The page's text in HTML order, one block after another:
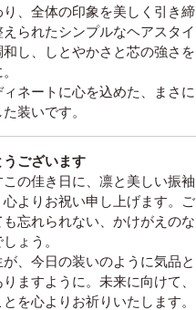
、全体の印象を美しく引き締
られたシンプルなヘアスタイ
し、しとやかさと芯の強さを
ネートに心を込めた、まさに
装いです。
ございます
の佳き日に、凛と美しい振袖
よりお祝い申し上げます。ご
忘れられない、かけがえのな
ょう。
、今日の装いのように気品と
ますように。未来に向けて、
を心よりお祈りいたします。